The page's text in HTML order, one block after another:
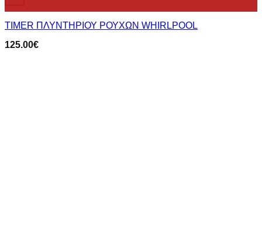
TIMER ΠΛΥΝΤΗΡΙΟΥ ΡΟΥΧΩΝ WHIRLPOOL
125.00€